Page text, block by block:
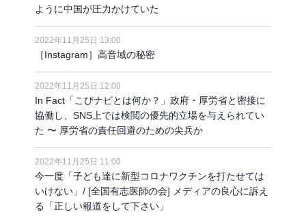
ように中国が圧力かけていた
2022年11月25日 13:00
［Instagram］高音域の秘密
2022年11月25日 12:00
In Fact「こびナビとは何か？」政府・厚労省と密接に
協働し、SNS上では検閲の優先的立場を与えられてい
た 〜 厚労省の責任回避のための尖兵か
2022年11月25日 11:00
今一度「子ども達に新型コロナワクチンを打たせては
いけない」/ [全国有志医師の会] メディアの良心に訴え
る「正しい報道をして下さい」